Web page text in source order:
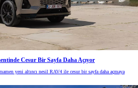
Cesur Bir Sayfa Daha Açıyor
yeni altıncı nesil RAV4 ile cesur bir sayfa daha açmaya